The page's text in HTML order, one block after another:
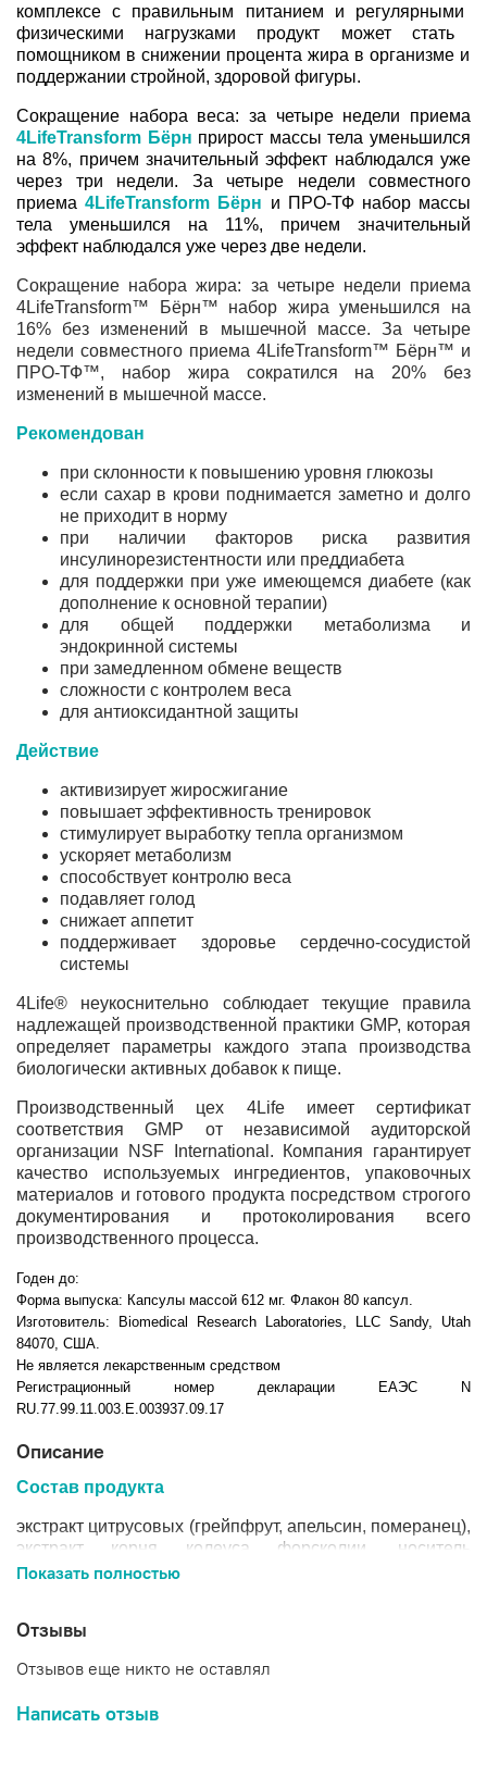
комплексе с правильным питанием и регулярными
физическими нагрузками продукт можетстать
помощником в снижении процента жира в организме и
поддержании стройной, здоровой фигуры.
Сокращение набора веса: за четыре недели приема
4LifeTransform Бёрн прирост массы тела уменьшился
на 8%, причем значительный эффект наблюдался уже
через три недели. За четыре недели совместного
приема4LifeTransform Бёрн и ПРО-ТФ набор массы
тела уменьшился на 11%, причем значительный
эффект наблюдался уже через две недели.
Сокращение набора жира: за четыре недели приема
4LifeTransform™ Бёрн™ набор жира уменьшился на
16% без изменений в мышечной массе. За четыре
недели совместного приема 4LifeTransform™ Бёрн™ и
ПРО-ТФ™, набор жира сократился на 20% без
изменений в мышечной массе.
Рекомендован
при склонности к повышению уровня глюкозы
если сахар в крови поднимается заметно и долго
не приходит в норму
при наличии факторов риска развития
инсулинорезистентности или преддиабета
для поддержки при уже имеющемся диабете (как
дополнение к основной терапии)
для общей поддержки метаболизма и
эндокринной системы
при замедленном обмене веществ
сложности с контролем веса
для антиоксидантной защиты
Действие
активизирует жиросжигание
повышает эффективность тренировок
стимулирует выработку тепла организмом
ускоряет метаболизм
способствует контролю веса
подавляет голод
снижает аппетит
поддерживает здоровье сердечно-сосудистой
системы
4Life® неукоснительно соблюдает текущие правила
надлежащей производственной практики GMP, которая
определяет параметры каждого этапа производства
биологически активных добавок к пище.
Производственный цех 4Life имеет сертификат
соответствия GMP от независимой аудиторской
организации NSF International. Компания гарантирует
качество используемых ингредиентов, упаковочных
материалов и готового продукта посредством строгого
документирования и протоколирования всего
производственного процесса.
Годен до:
Форма выпуска: Капсулы массой 612 мг. Флакон 80 капсул.
Изготовитель:
Biomedical Research Laboratories, LLC Sandy, Utah
84070, США.
Не является лекарственным средством
Регистрационный номер декларации ЕАЭС N
RU.77.99.11.003.E.003937.09.17
Описание
Состав продукта
экстракт цитрусовых (грейпфрут, апельсин, померанец),
экстракт корня колеуса форсколии, носитель
гидроксипропилметилцеллюлоза (оболочка капсулы),
агент антислеживающий стеарат магния.
Обратите внимание, что продукт не содержит
красителей. При производстве используется
Показать полностью
Отзывы
Отзывов еще никто не оставлял
Написать отзыв